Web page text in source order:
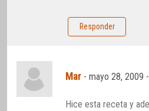
Responder
Mar -mayo 28, 2009
Hice esta receta y